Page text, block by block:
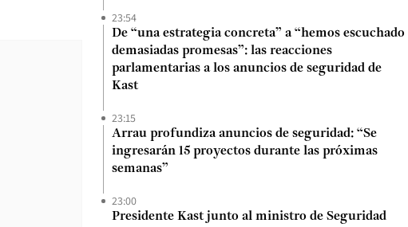
23:54
De “una estrategia concreta” a “hemos escuchado
demasiadas promesas”: las reacciones
parlamentarias a los anuncios de seguridad de
Kast
23:15
Arrau profundiza anuncios de seguridad: “Se
ingresarán 15 proyectos durante las próximas
semanas”
23:00
Presidente Kast junto al ministro de Seguridad